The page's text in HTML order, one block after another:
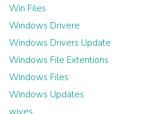
Win Files
Windows Drivere
Windows Drivers Update
Windows File Extentions
Windows Files
Windows Updates
wives